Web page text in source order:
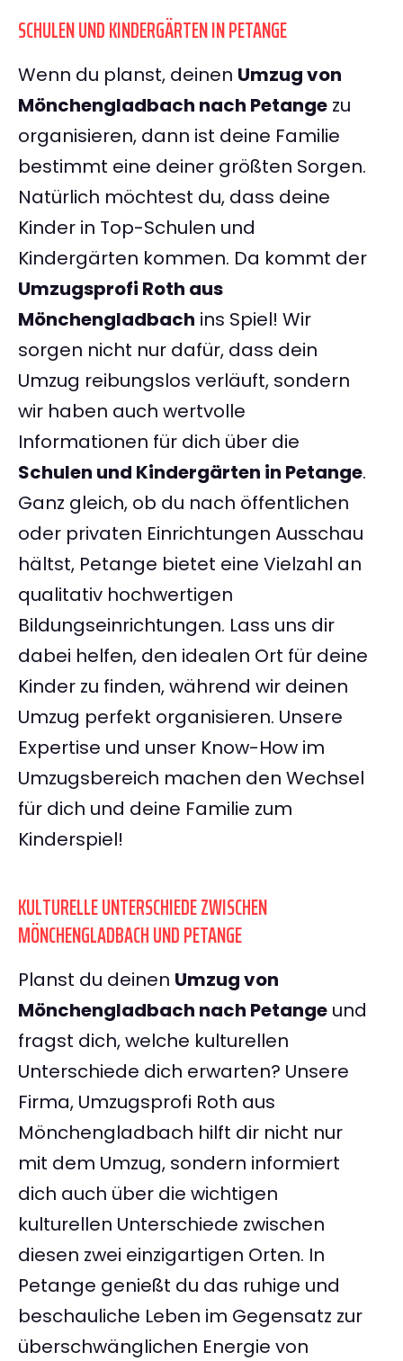
SCHULEN UND KINDERGÄRTEN IN PETANGE
Wenn du planst, deinen Umzug von
Mönchengladbach nach Petange zu
organisieren, dann ist deine Familie
bestimmt eine deiner größten Sorgen.
Natürlich möchtest du, dass deine
Kinder in Top-Schulen und
Kindergärten kommen. Da kommt der
Umzugsprofi Roth aus
Mönchengladbach ins Spiel! Wir
sorgen nicht nur dafür, dass dein
Umzug reibungslos verläuft, sondern
wir haben auch wertvolle
Informationen für dich über die
Schulen und Kindergärten in Petange.
Ganz gleich, ob du nach öffentlichen
oder privaten Einrichtungen Ausschau
hältst, Petange bietet eine Vielzahl an
qualitativ hochwertigen
Bildungseinrichtungen. Lass uns dir
dabei helfen, den idealen Ort für deine
Kinder zu finden, während wir deinen
Umzug perfekt organisieren. Unsere
Expertise und unser Know-How im
Umzugsbereich machen den Wechsel
für dich und deine Familie zum
Kinderspiel!
KULTURELLE UNTERSCHIEDE ZWISCHEN
MÖNCHENGLADBACH UND PETANGE
Planst du deinen Umzug von
Mönchengladbach nach Petange und
fragst dich, welche kulturellen
Unterschiede dich erwarten? Unsere
Firma, Umzugsprofi Roth aus
Mönchengladbach hilft dir nicht nur
mit dem Umzug, sondern informiert
dich auch über die wichtigen
kulturellen Unterschiede zwischen
diesen zwei einzigartigen Orten. In
Petange genießt du das ruhige und
beschauliche Leben im Gegensatz zur
überschwänglichen Energie von